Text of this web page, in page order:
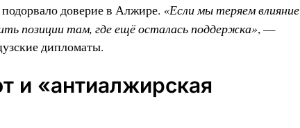
доверие в Алжире. «Если мы теряем влияние
позиции там, где ещё осталась поддержка», —
дипломаты.
и «антиалжирская